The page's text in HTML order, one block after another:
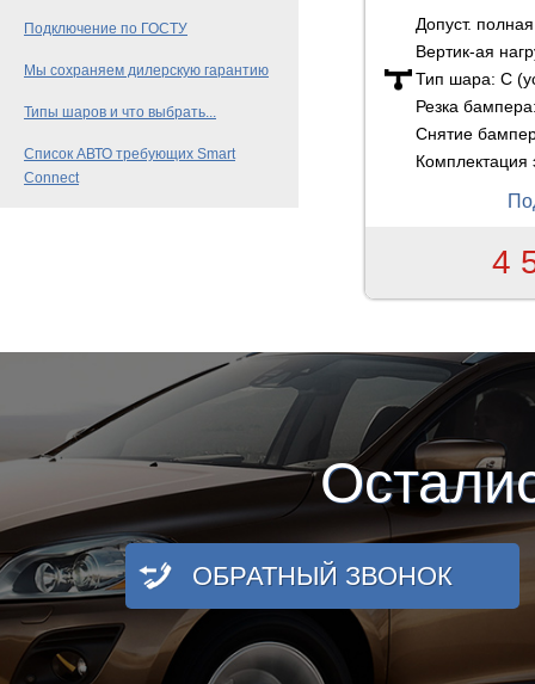
Подключение по ГОСТУ
Мы сохраняем дилерскую гарантию
Типы шаров и что выбрать...
Список АВТО требующих Smart
Connect
Допуст.
Вертик-ая
Тип шара: C
Резка
Снятие
Комплектация
4
ОБРАТНЫЙ ЗВОНОК